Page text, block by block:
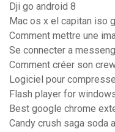
Dji go android 8
Mac os x el capitan iso
Comment mettre une
Se connecter a
Comment créer son
Logiciel pour
Flash player for
Best google chrome
Candy crush saga soda